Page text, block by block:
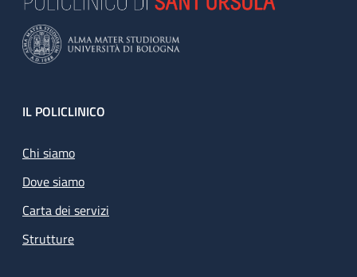
Footer
IL POLICLINICO
Chi siamo
Dove siamo
Carta dei servizi
Strutture